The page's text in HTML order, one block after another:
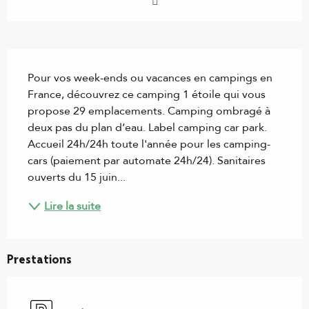
Pour vos week-ends ou vacances en campings en
France, découvrez ce camping 1 étoile qui vous
propose 29 emplacements. Camping ombragé à
deux pas du plan d’eau. Label camping car park.
Accueil 24h/24h toute l'année pour les camping-
cars (paiement par automate 24h/24). Sanitaires
ouverts du 15 juin...
Lire la suite
Prestations